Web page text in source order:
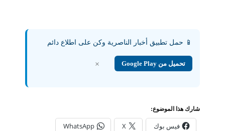
📱 حمل تطبيق أخبار الناصرية وكن على اطلاع دائم
تحميل من Google Play ×
شارك هذا الموضوع:
فيس بوك X
WhatsApp